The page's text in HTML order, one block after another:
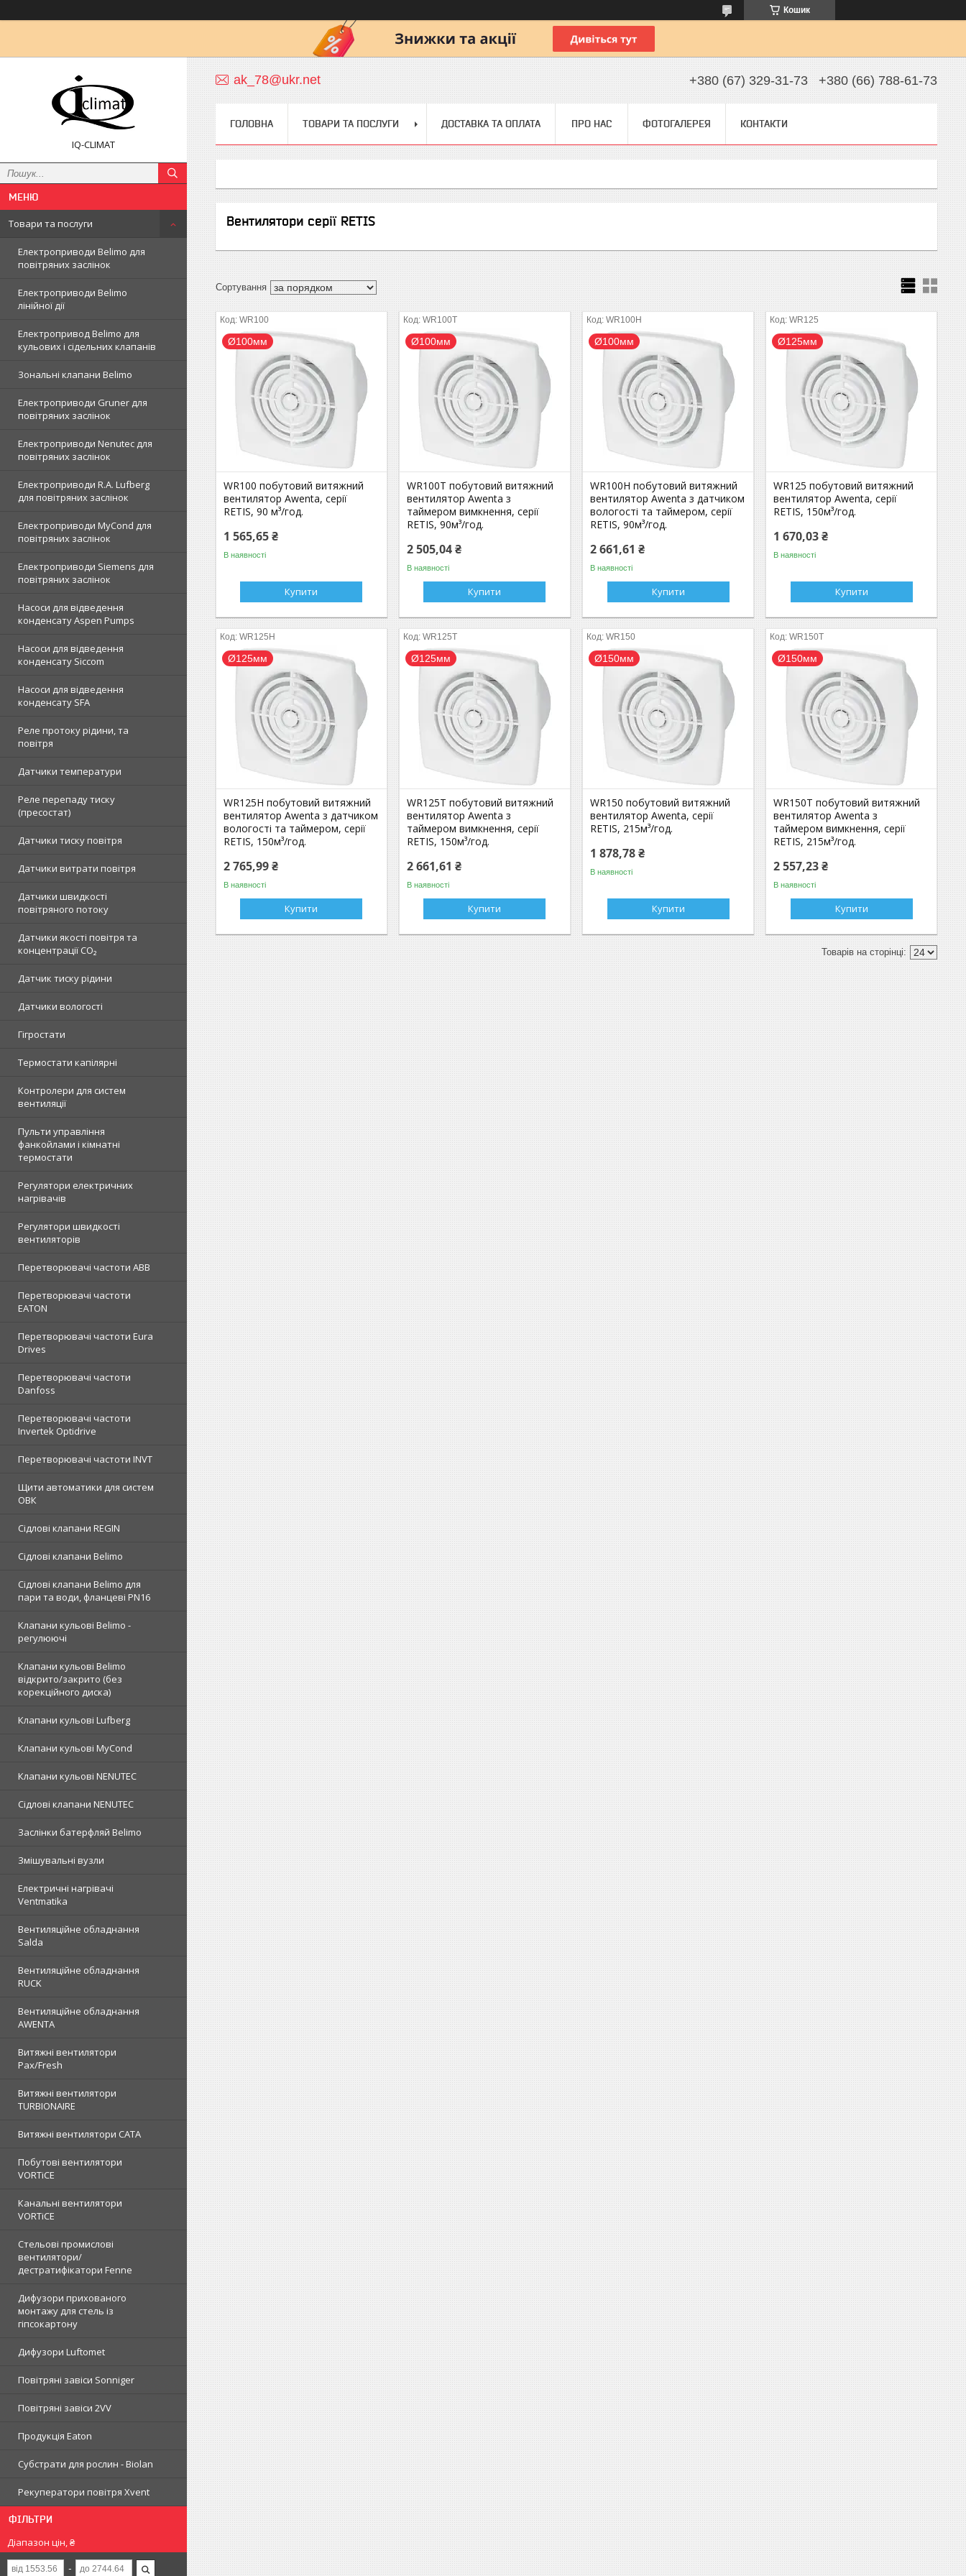
Кошик
IQ-CLIMAT
Товари та послуги
Електроприводи Belimo для
повітряних заслінок
Електроприводи Belimo
лінійної дії
Електропривод Belimo для
кульових і сідельних клапанів
Зональні клапани Belimo
Електроприводи Gruner для
повітряних заслінок
Електроприводи Nenutec для
повітряних заслінок
Електроприводи R.A. Lufberg
для повітряних заслінок
Електроприводи MyCond для
повітряних заслінок
Електроприводи Siemens для
повітряних заслінок
Насоси для відведення
конденсату Aspen Pumps
Насоси для відведення
конденсату Siccom
Насоси для відведення
конденсату SFA
Реле протоку рідини, та
повітря
Датчики температури
Реле перепаду тиску
(пресостат)
Датчики тиску повітря
Датчики витрати повітря
Датчики швидкості
повітряного потоку
Датчики якості повітря та
концентрації CO₂
Датчик тиску рідини
Датчики вологості
Гігростати
Термостати капілярні
Контролери для систем
вентиляції
Пульти управління
фанкойлами і кімнатні
термостати
Регулятори електричних
нагрівачів
Регулятори швидкості
вентиляторів
Перетворювачі частоти ABB
Перетворювачі частоти
EATON
Перетворювачі частоти Eura
Drives
Перетворювачі частоти
Danfoss
Перетворювачі частоти
Invertek Optidrive
Перетворювачі частоти INVT
Щити автоматики для систем
ОВК
Сідлові клапани REGIN
Сідлові клапани Belimo
Сідлові клапани Belimo для
пари та води, фланцеві PN16
Клапани кульові Belimo -
регулюючі
Клапани кульові Belimo
відкрито/закрито (без
корекційного диска)
Клапани кульові Lufberg
Клапани кульові MyCond
Клапани кульові NENUTEC
Сідлові клапани NENUTEC
Заслінки батерфляй Belimo
Змішувальні вузли
Електричні нагрівачі
Ventmatika
Вентиляційне обладнання
Salda
Вентиляційне обладнання
RUCK
Вентиляційне обладнання
AWENTA
Витяжні вентилятори
Pax/Fresh
Витяжні вентилятори
TURBIONAIRE
Витяжні вентилятори CATA
Побутові вентилятори
VORTiCE
Канальні вентилятори
VORTiCE
Стельові промислові
вентилятори/
дестратифікатори Fenne
Дифузори прихованого
монтажу для стель із
гіпсокартону
Дифузори Luftomet
Повітряні завіси Sonniger
Повітряні завіси 2VV
Продукція Eaton
Субстрати для рослин - Biolan
Рекуператори повітря Xvent
ФІЛЬТРИ
Діапазон цін, ₴
ak_78@ukr.net +380 (67) 329-31-73 +380 (66) 788-61-73
ГОЛОВНА ТОВАРИ ТА ПОСЛУГИ ДОСТАВКА ТА ОПЛАТА ПРО НАС ФОТОГАЛЕРЕЯ КОНТАКТИ
Вентилятори серії RETIS
WR100
Ø100мм
WR100 побутовий витяжний
вентилятор Awenta, серії
RETIS, 90 м³/год.
1 565,65 ₴
В наявності
Купити
WR100T
Ø100мм
WR100T побутовий витяжний
вентилятор Awenta з
таймером вимкнення, серії
RETIS, 90м³/год.
2 505,04 ₴
В наявності
Купити
WR100H
Ø100мм
WR100H побутовий витяжний
вентилятор Awenta з датчиком
вологості та таймером, серії
RETIS, 90м³/год.
2 661,61 ₴
В наявності
Купити
WR125
Ø125мм
WR125 побутовий витяжний
вентилятор Awenta, серії
RETIS, 150м³/год.
1 670,03 ₴
В наявності
Купити
WR125H
Ø125мм
WR125H побутовий витяжний
вентилятор Awenta з датчиком
вологості та таймером, серії
RETIS, 150м³/год.
2 765,99 ₴
В наявності
Купити
WR125T
Ø125мм
WR125T побутовий витяжний
вентилятор Awenta з
таймером вимкнення, серії
RETIS, 150м³/год.
2 661,61 ₴
В наявності
Купити
WR150
Ø150мм
WR150 побутовий витяжний
вентилятор Awenta, серії
RETIS, 215м³/год.
1 878,78 ₴
В наявності
Купити
WR150T
Ø150мм
WR150T побутовий витяжний
вентилятор Awenta з
таймером вимкнення, серії
RETIS, 215м³/год.
2 557,23 ₴
В наявності
Купити